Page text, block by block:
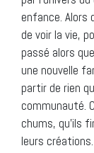
enfance. Alors
de voir la vie,
passé alors
une nouvelle
partir de rien
communauté.
chums, qu’ils
leurs créations.